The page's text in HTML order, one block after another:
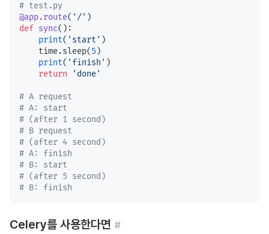
# test.py
@app.route( '/' )
def sync():
    print
( 'start' )
    time.sleep(
5)
    print
( 'finish' )
    return
'done'
# A request
# A: start
# (after 1 second)
# B request
# (after 4 second)
# A: finish
# B: start
# (after 5 second)
# B: finish
Celery를 사용한다면 #